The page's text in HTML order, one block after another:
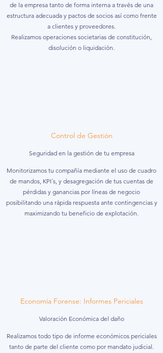
de la empresa tanto de forma interna a través de una
estructura adecuada y pactos de socios así como frente
a clientes y proveedores.
Realizamos operaciones societarias de constitución,
disolución o liquidación.
Control de Gestión
Seguridad en la gestión de tu empresa
Monitorizamos tu compañía mediante el uso de cuadro
de mandos, KPI´s, y desagregación de tus cuentas de
pérdidas y ganancias por líneas de negocio
posibilitando una rápida respuesta ante contingencias y
maximizando tu beneficio de explotación.
Economía Forense: Informes Periciales
Valoración Económica del daño
Realizamos todo tipo de informe económicos periciales
tanto de parte del cliente como por mandato judicial.